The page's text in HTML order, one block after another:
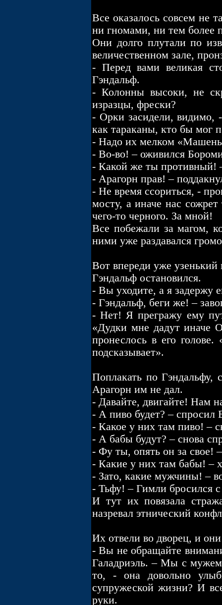
Все оказалось совсем не
ни гномами, ни тем более
Они долго плутали по
величественном зале,
- Перед вами великая
Гэндальф.
- Колонны высоки, не
изразцы, фрески?
- Орки засидели, видимо,
как тараканы, кто бы мог
- Надо их мелком
- Во-во! – оживился
- Какой же ты противный!
- Арагорн прав! –
- Не время ссориться, -
мосту, а иначе нас
чего-то черного. За мной!
Все побежали за магом,
ними уже раздавался
Вот впереди уже
Гэндальф остановился.
- Вы уходите, а я задержу
- Гэндальф, беги же! –
- Нет! Я прегражу ему
«Дудки мне дадут иначе
пронеслось в его
подсказывает».
Поплакать по Гэндальфу,
Арагорн им не дал.
- Давайте, двигайте! Нам
- А пиво будет? – спросил
- Какое у них там пиво! –
- А бабы будут? – снова
- Фу ты, опять он за свое!
- Какие у них там бабы! –
- Зато, какие мужчины! –
- Тьфу! – Гимли бросился
И тут их повязала
назревал этнический
Их отвели во дворец, и
- Вы не обращайте
Галадриэль. – Мы с мужем
то, - она довольно
супружеской жизни? И
руки.